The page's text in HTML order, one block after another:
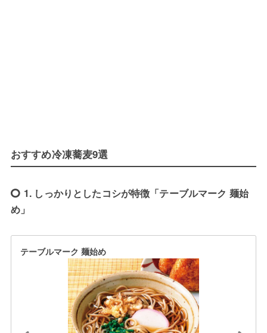
おすすめ冷凍蕎麦9選
1. しっかりとしたコシが特徴「テーブルマーク 麺始
め」
テーブルマーク 麺始め